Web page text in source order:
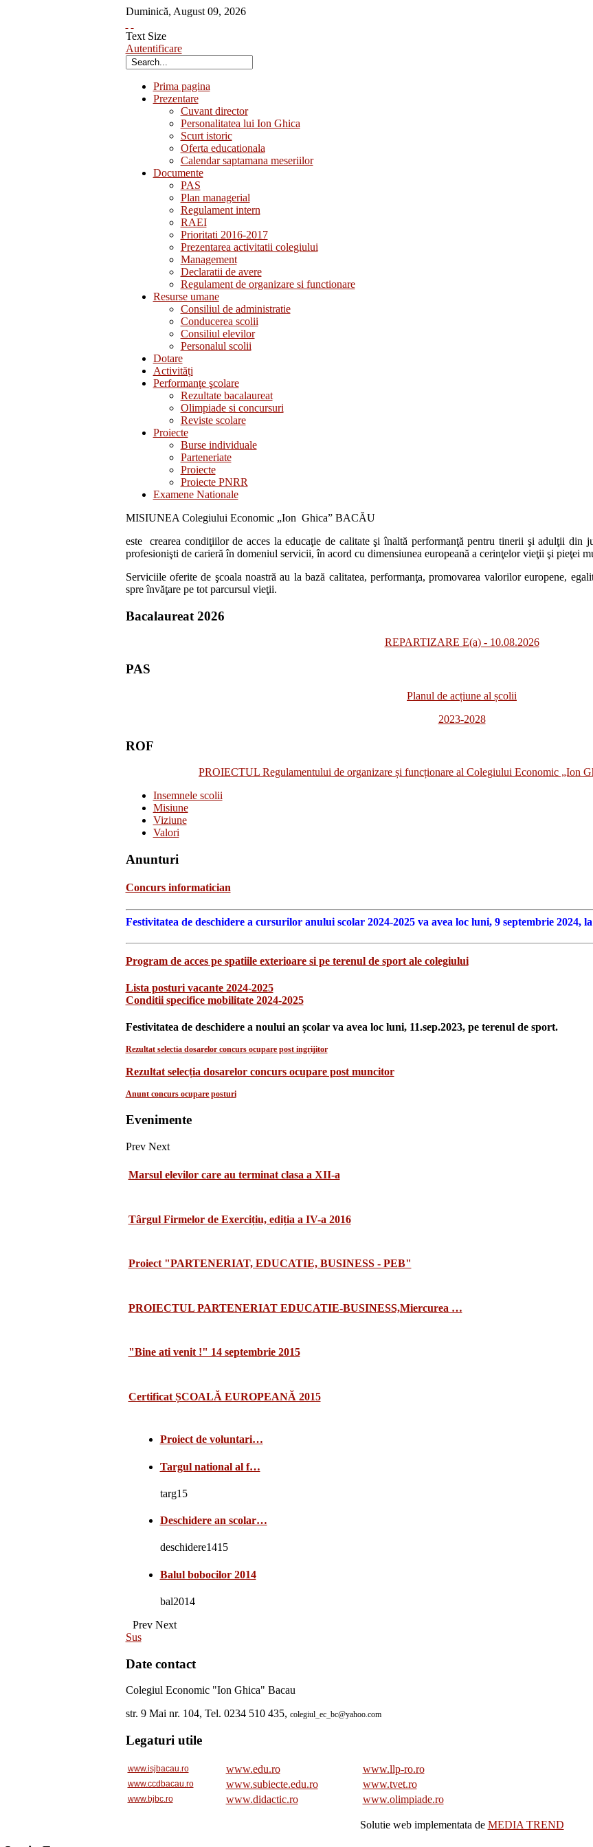
Duminică, August 09, 2026
Text Size
Autentificare
Prima pagina
Prezentare
Cuvant director
Personalitatea lui Ion Ghica
Scurt istoric
Oferta educationala
Calendar saptamana meseriilor
Documente
PAS
Plan managerial
Regulament intern
RAEI
Prioritati 2016-2017
Prezentarea activitatii colegiului
Management
Declaratii de avere
Regulament de organizare si functionare
Resurse umane
Consiliul de administratie
Conducerea scolii
Consiliul elevilor
Personalul scolii
Dotare
Activităţi
Performanţe şcolare
Rezultate bacalaureat
Olimpiade si concursuri
Reviste scolare
Proiecte
Burse individuale
Parteneriate
Proiecte
Proiecte PNRR
Examene Nationale
MISIUNEA Colegiului Economic „Ion Ghica” BACĂU
este crearea condiţiilor de acces la educaţie de calitate şi înaltă performanţă pentru tinerii şi adulţii din
profesionişti de carieră în domeniul servicii, în acord cu dimensiunea europeană a cerinţelor vieţii şi pieţei
Serviciile oferite de şcoala noastră au la bază calitatea, performanţa, promovarea valorilor europene,
spre învăţare pe tot parcursul vieţii.
Bacalaureat 2026
REPARTIZARE E(a) - 10.08.2026
PAS
Planul de acțiune al școlii
2023-2028
ROF
PROIECTUL Regulamentului de organizare și funcționare al Colegiului Economic „Ion
Insemnele scolii
Misiune
Viziune
Valori
Anunturi
Concurs informatician
Festivitatea de deschidere a cursurilor anului scolar 2024-2025 va avea loc luni, 9 septembrie 2024,
Program de acces pe spatiile exterioare si pe terenul de sport ale colegiului
Lista posturi vacante 2024-2025
Conditii specifice mobilitate 2024-2025
Festivitatea de deschidere a noului an școlar va avea loc luni, 11.sep.2023, pe terenul de sport.
Rezultat selectia dosarelor concurs ocupare post ingrijitor
Rezultat selecția dosarelor concurs ocupare post muncitor
Anunt concurs ocupare posturi
Evenimente
Prev Next
Marsul elevilor care au terminat clasa a XII-a
Târgul Firmelor de Exercițiu, ediția a IV-a 2016
Proiect "PARTENERIAT, EDUCATIE, BUSINESS - PEB"
PROIECTUL PARTENERIAT EDUCATIE-BUSINESS,Miercurea …
"Bine ati venit !" 14 septembrie 2015
Certificat ȘCOALĂ EUROPEANĂ 2015
Proiect de voluntari…
Targul national al f…
targ15
Deschidere an scolar…
deschidere1415
Balul bobocilor 2014
bal2014
Prev Next
Sus
Date contact
Colegiul Economic "Ion Ghica" Bacau
str. 9 Mai nr. 104, Tel. 0234 510 435, colegiul_ec_bc@yahoo.com
Legaturi utile
www.isjbacau.ro www.edu.ro www.llp-ro.ro
www.ccdbacau.ro www.subiecte.edu.ro www.tvet.ro
www.bjbc.ro www.didactic.ro www.olimpiade.ro
Solutie web implementata de MEDIA TREND